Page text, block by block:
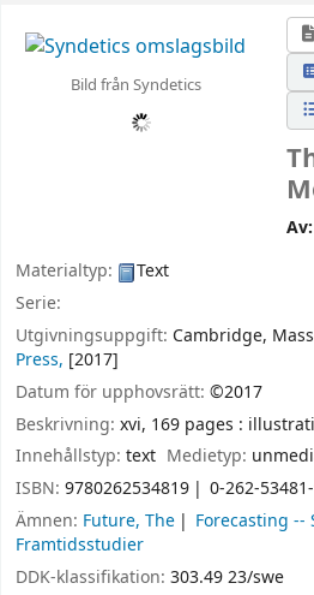
Bild från Syndetics
Av:
Materialtyp:
Text
Serie:
Utgivningsuppgift: Cambridge,
Press, [2017]
Datum för upphovsrätt: ©2017
Beskrivning: xvi, 169 pages :
Innehållstyp: text Medietyp:
ISBN: 9780262534819
0-262-
Ämnen: Future, The
Forecasting --
Framtidsstudier
DDK-klassifikation: 303.49 23/swe